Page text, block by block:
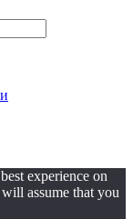
experience on
assume that you